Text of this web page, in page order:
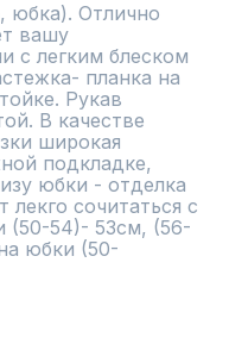
юбка). Отлично
вашу
с легким блеском
планка на
Рукав
В качестве
широкая
подкладке,
юбки - отделка
сочитаться с
(50-54)- 53см, (56-
юбки (50-